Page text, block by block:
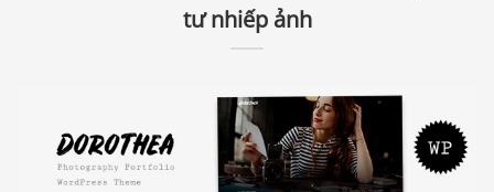
tư nhiếp ảnh